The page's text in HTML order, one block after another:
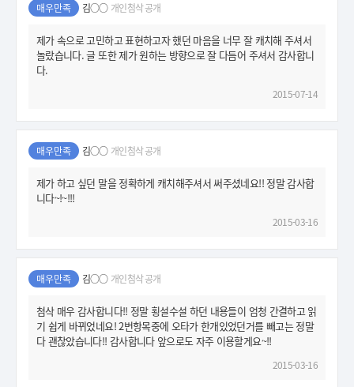
매우만족 김○○ 개인첨삭 공개
제가 속으로 고민하고 표현하고자 했던 마음을 너무 잘 캐치해 주셔서
놀랐습니다. 글 또한 제가 원하는 방향으로 잘 다듬어 주셔서 감사합니
다.
2015-07-14
매우만족 김○○ 개인첨삭 공개
제가 하고 싶던 말을 정확하게 캐치해주셔서 써주셨네요!! 정말 감사합
니다~!~!!!
2015-03-16
매우만족 김○○ 개인첨삭 공개
첨삭 매우 감사합니다!! 정말 횡설수설 하던 내용들이 엄청 간결하고 읽
기 쉽게 바뀌었네요! 2번항목중에 오타가 한개있었던거를 빼고는 정말
다 괜찮았습니다!! 감사합니다 앞으로도 자주 이용할게요~!!
2015-03-16